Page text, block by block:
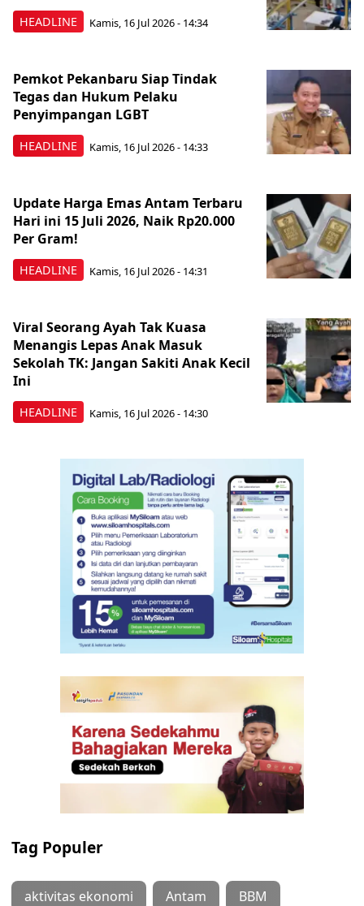
HEADLINE Kamis, 16 Jul 2026 - 14:34
HEADLINE
Pemkot Pekanbaru Siap Tindak
Tegas dan Hukum Pelaku
Penyimpangan LGBT
Kamis, 16 Jul 2026 - 14:33
HEADLINE
Update Harga Emas Antam Terbaru
Hari ini 15 Juli 2026, Naik Rp20.000
Per Gram!
Kamis, 16 Jul 2026 - 14:31
HEADLINE
Viral Seorang Ayah Tak Kuasa
Menangis Lepas Anak Masuk
Sekolah TK: Jangan Sakiti Anak Kecil
Ini
Kamis, 16 Jul 2026 - 14:30
Tag Populer
aktivitas ekonomi Antam BBM